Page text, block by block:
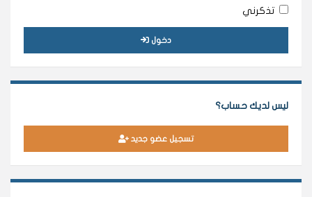
تذكرني
دخول
ليس لديك حساب؟
تسجيل عضو جديد